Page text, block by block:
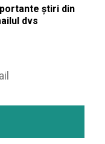
știri din
dvs